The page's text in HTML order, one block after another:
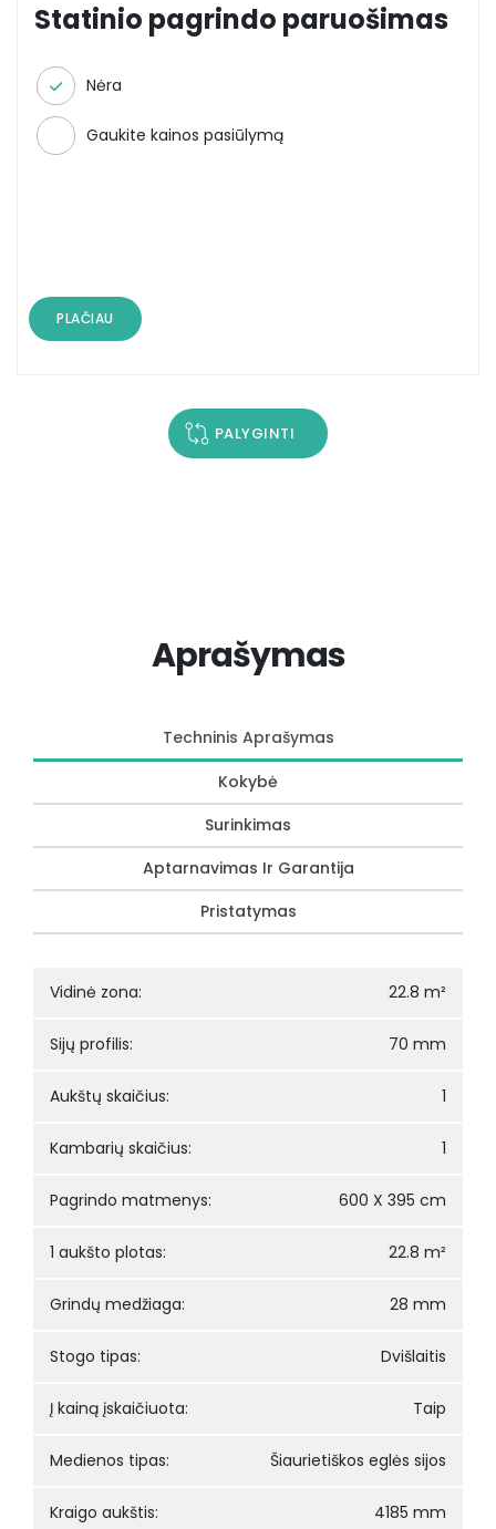
Statinio pagrindo paruošimas
Nėra
Gaukite kainos pasiūlymą
PLAČIAU
PALYGINTI
Aprašymas
Techninis Aprašymas
Kokybė
Surinkimas
Aptarnavimas Ir Garantija
Pristatymas
Vidinė zona: 22.8 m²
Sijų profilis: 70 mm
Aukštų skaičius: 1
Kambarių skaičius: 1
Pagrindo matmenys: 600 X 395 cm
1 aukšto plotas: 22.8 m²
Grindų medžiaga: 28 mm
Stogo tipas: Dvišlaitis
Į kainą įskaičiuota: Taip
Medienos tipas: Šiaurietiškos eglės sijos
Kraigo aukštis: 4185 mm